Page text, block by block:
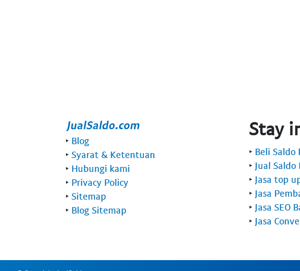
‣ Blog
‣ Syarat & Ketentuan
‣ Hubungi kami
‣ Privacy Policy
‣ Sitemap
‣ Blog Sitemap
Stay
‣ Beli Saldo
‣ Jual Saldo
‣ Jasa top
‣ Jasa
‣ Jasa SEO
‣ Jasa